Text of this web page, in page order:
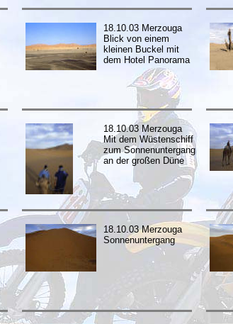
18.10.03 Merzouga
Blick von einem
kleinen Buckel mit
dem Hotel Panorama
18.10.03 Merzouga
Mit dem Wüstenschiff
zum Sonnenuntergang
an der großen Düne
18.10.03 Merzouga
Sonnenuntergang